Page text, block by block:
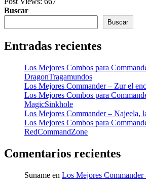
Buscar
Buscar
Entradas recientes
Los Mejores Combos para
DragonTragamundos
Los Mejores Commander – Zur el
Los Mejores Combos para
MagicSinkhole
Los Mejores Commander – Najeela,
Los Mejores Combos para
RedCommandZone
Comentarios recientes
Suname en Los Mejores